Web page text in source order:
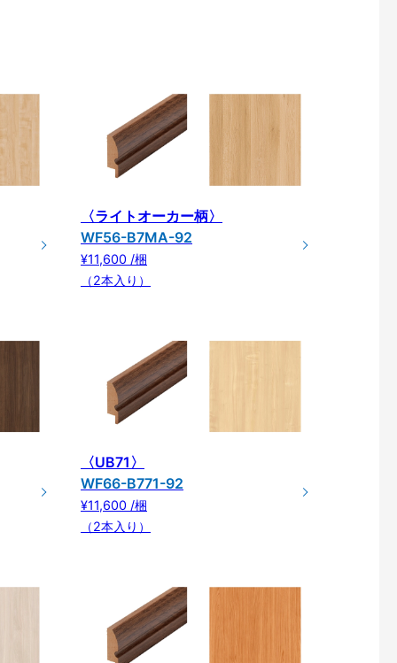
〈ライトオーカー柄〉
WF56-B7MA-92
¥11,600 /梱
（2本入り）
〈UB71〉
WF66-B771-92
¥11,600 /梱
（2本入り）